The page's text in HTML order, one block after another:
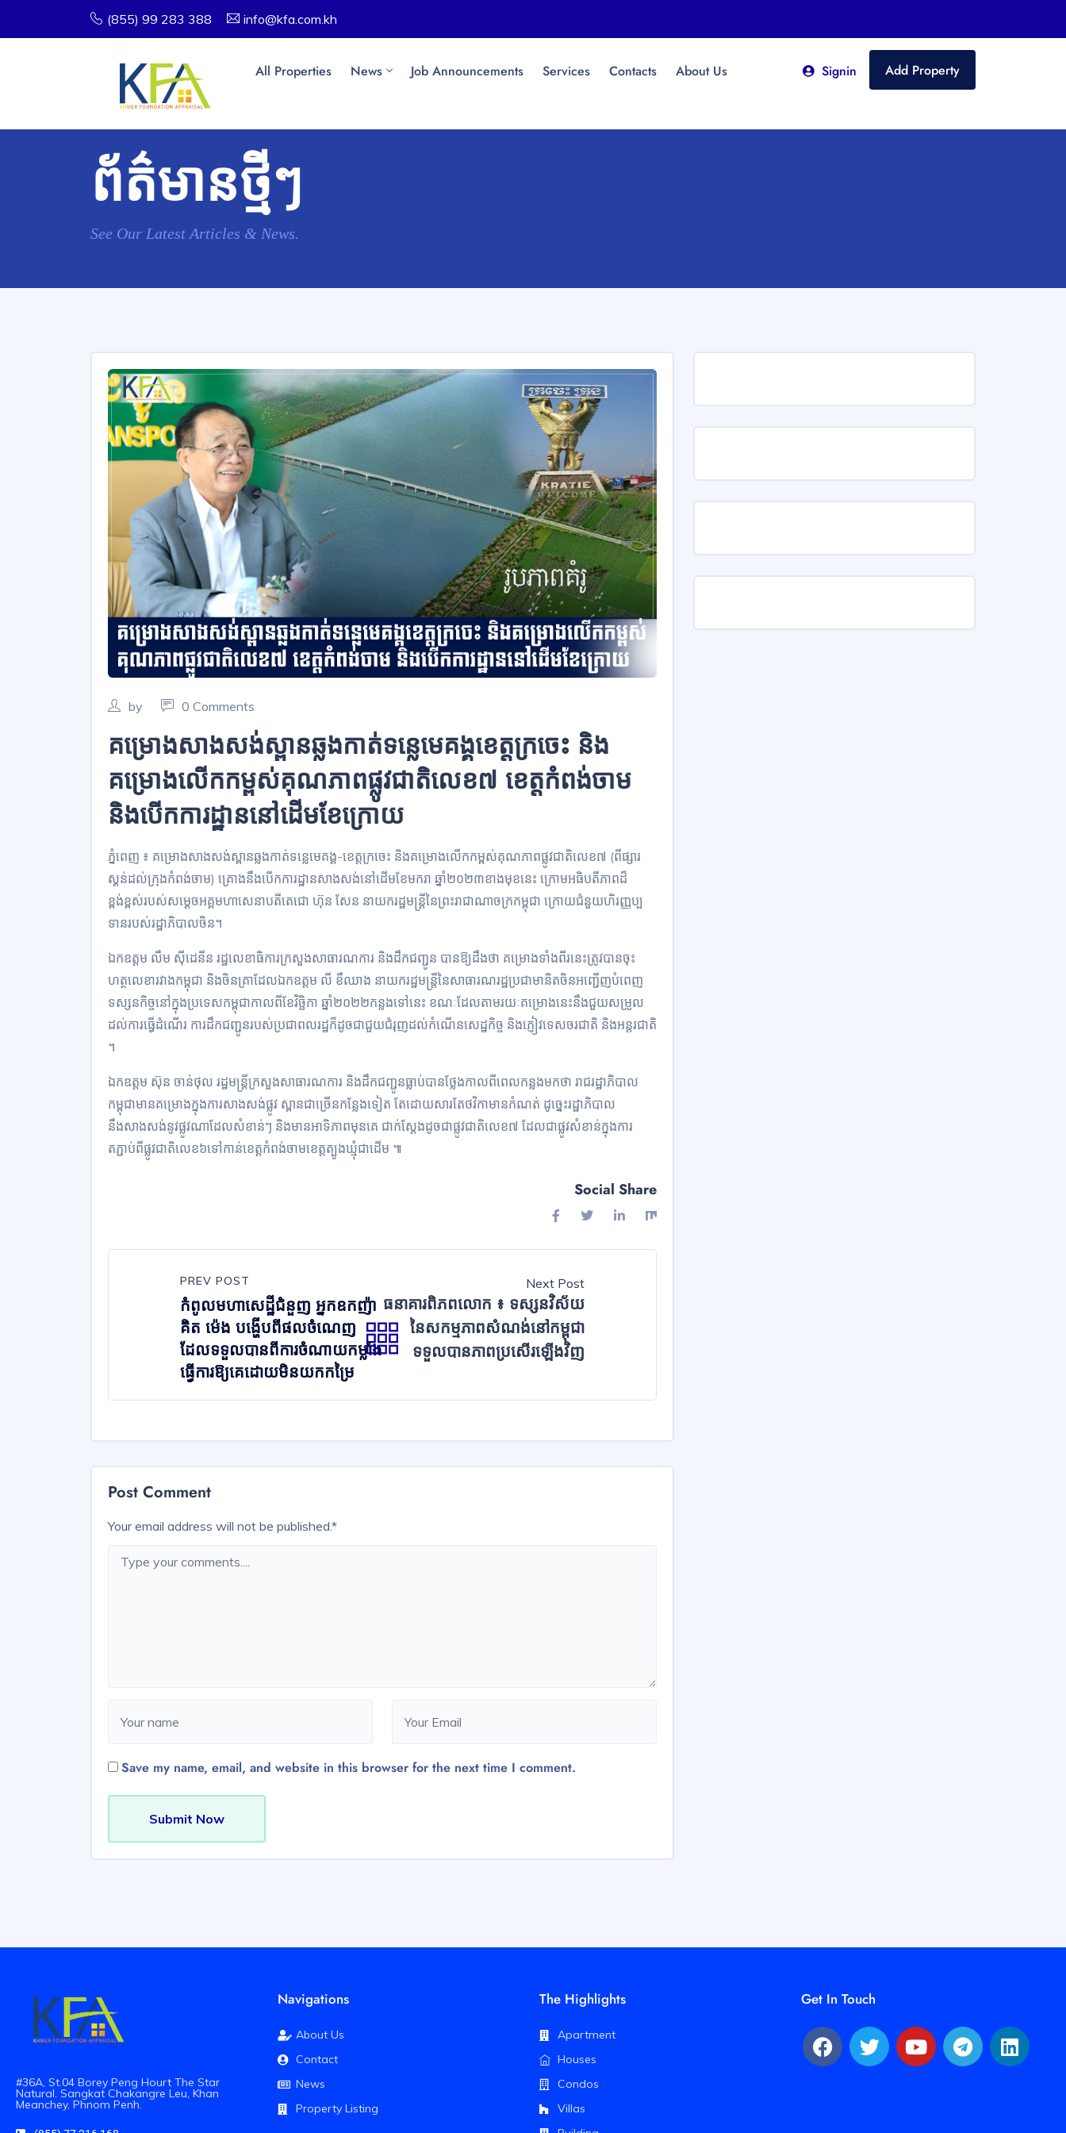
(855) 99 283 388 info@kfa.com.kh
All Properties News Job Announcements Services Contacts About Us Signin Add Property
ព័ត៌មានថ្មីៗ
See Our Latest Articles & News.
by 0 Comments
គម្រោងសាងសង់ស្ពានឆ្លងកាត់ទន្លេមេគង្គខេត្តក្រចេះ និង
គម្រោងលើកកម្ពស់គុណភាពផ្លូវជាតិលេខ៧ ខេត្តកំពង់ចាម
និងបើកការដ្ឋាននៅដើមខែក្រោយ
ភ្នំពេញ ៖ គម្រោងសាងសង់ស្ពានឆ្លងកាត់ទន្លេមេគង្គ-ខេត្តក្រចេះ និងគម្រោងលើកកម្ពស់គុណភាពផ្លូវជាតិលេខ៧ (ពីផ្សារ
ស្គន់ដល់ក្រុងកំពង់ចាម) គ្រោងនឹងបើកការដ្ឋានសាងសង់នៅដើមខែមករា ឆ្នាំ២០២៣ខាងមុខនេះ ក្រោមអធិបតីភាពដ៏
ខ្ពង់ខ្ពស់របស់សម្ដេចអគ្គមហាសេនាបតីតេជោ ហ៊ុន សែន នាយករដ្ឋមន្ត្រីនៃព្រះរាជាណាចក្រកម្ពុជា ក្រោយជំនួយហិរញ្ញប្ប
ទានរបស់រដ្ឋាភិបាលចិន។
ឯកឧត្តម លឹម ស៊ីដេនីន រដ្ឋលេខាធិការក្រសួងសាធារណការ និងដឹកជញ្ជូន បានឱ្យដឹងថា គម្រោងទាំងពីរនេះត្រូវបានចុះ
ហត្ថលេខារវាងកម្ពុជា និងចិនគ្រាដែលឯកឧត្តម លី ខឺឈាង នាយករដ្ឋមន្ត្រីនៃសាធារណរដ្ឋប្រជាមានិតចិនអញ្ជើញបំពេញ
ទស្សនកិច្ចនៅក្នុងប្រទេសកម្ពុជាកាលពីខែវិច្ឆិកា ឆ្នាំ២០២២កន្លងទៅនេះ ខណៈដែលតាមរយៈគម្រោងនេះនឹងជួយសម្រួល
ដល់ការធ្វើដំណើរ ការដឹកជញ្ជូនរបស់ប្រជាពលរដ្ឋក៏ដូចជាជួយជំរុញដល់កំណើនសេដ្ឋកិច្ច និងភ្ញៀវទេសចរជាតិ និងអន្តរជាតិ
។
ឯកឧត្តម ស៊ុន ចាន់ថុល រដ្ឋមន្ត្រីក្រសួងសាធារណការ និងដឹកជញ្ជូនធ្លាប់បានថ្លែងកាលពីពេលកន្លងមកថា រាជរដ្ឋាភិបាល
កម្ពុជាមានគម្រោងក្នុងការសាងសង់ផ្លូវ ស្ពានជាច្រើនកន្លែងទៀត តែដោយសារតែថវិកាមានកំណត់ ដូច្នេះរដ្ឋាភិបាល
នឹងសាងសង់នូវផ្លូវណាដែលសំខាន់ៗ និងមានអាទិភាពមុនគេ ជាក់ស្ដែងដូចជាផ្លូវជាតិលេខ៧ ដែលជាផ្លូវសំខាន់ក្នុងការ
តភ្ជាប់ពីផ្លូវជាតិលេខ៦ទៅកាន់ខេត្តកំពង់ចាមខេត្តត្បូងឃ្មុំជាដើម ៕
Social Share
PREV POST
កំពូលមហាសេដ្ឋីជំនួញ អ្នកឧកញ៉ា
គិត ម៉េង បង្ហើបពីផលចំណេញ
ដែលទទួលបានពីការចំណាយកម្លាំង
ធ្វើការឱ្យគេដោយមិនយកកម្រៃ
Next Post
ធនាគារ​ពិភពលោក​ ៖ ទស្សនវិស័យ
នៃសកម្មភាពសំណង់នៅកម្ពុជា
ទទួលបានភាពប្រសើរឡើងវិញ
Post Comment
Your email address will not be published.*
Save my name, email, and website in this browser for the next time I comment.
Submit Now
#36A, St.04 Borey Peng Hourt The Star
Natural. Sangkat Chakangre Leu, Khan
Meanchey, Phnom Penh.
Navigations
About Us
Contact
News
Property Listing
The Highlights
Apartment
Houses
Condos
Villas
Get In Touch